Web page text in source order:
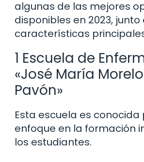
algunas de las mejores
disponibles en 2023, junto
características
1 Escuela de
«José María
Pavón»
Esta escuela es conocida
enfoque en la formación
los estudiantes.